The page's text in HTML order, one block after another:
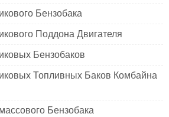
Бензобака
Поддона Двигателя
Бензобаков
Топливных Баков Комбайна
Бензобака